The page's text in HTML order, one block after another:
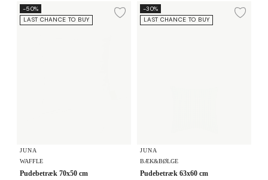
Pudebetræk 70x50 cm
-50%
LAST CHANCE TO BUY
Tilføj til ønskeliste
JUNA
WAFFLE
Pudebetræk 70x50 cm
Pudebetræk 63x60 cm
-30%
LAST CHANCE TO BUY
JUNA
BÆK&BØLGE
Pudebetræk 63x60 cm